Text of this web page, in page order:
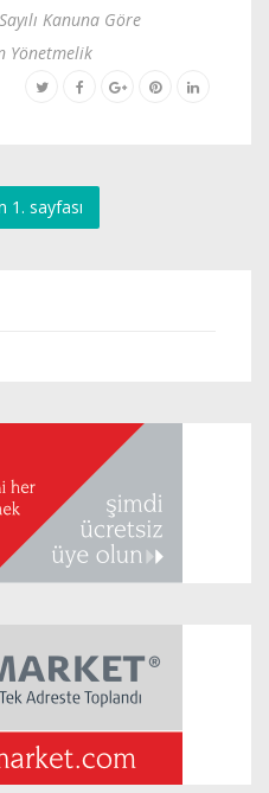
Kanuna Göre
Yönetmelik
1. sayfası